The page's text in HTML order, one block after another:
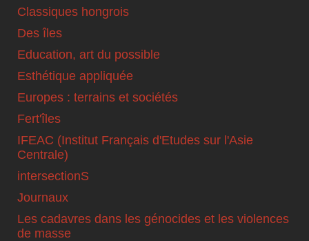
Classiques hongrois
Des îles
Education, art du possible
Esthétique appliquée
Europes : terrains et sociétés
Fert'îles
IFEAC (Institut Français d'Etudes sur l'Asie
Centrale)
intersectionS
Journaux
Les cadavres dans les génocides et les violences
de masse